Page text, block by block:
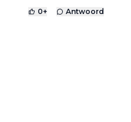
0+ Antwoord